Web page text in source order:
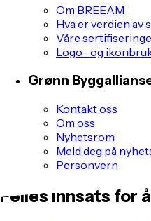
Om BREEAM
Hva er verdien av
Våre
Logo- og
Grønn
Kontakt oss
Om oss
Nyhetsrom
Meld deg på
Personvern
Felles innsats for